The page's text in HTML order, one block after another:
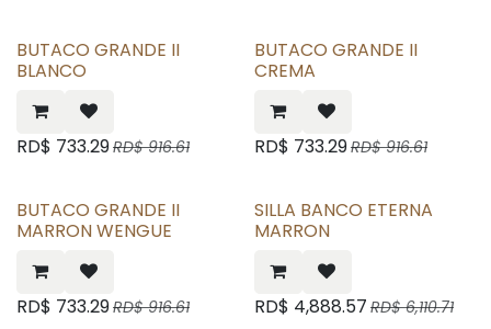
BUTACO GRANDE II
BLANCO
RD$ 733.29RD$916.61
BUTACO GRANDE II
CREMA
RD$ 733.29RD$916.61
BUTACO GRANDE II
MARRON WENGUE
RD$ 733.29RD$916.61
SILLA BANCO ETERNA
MARRON
RD$ 4,888.57 RD$6,110.71